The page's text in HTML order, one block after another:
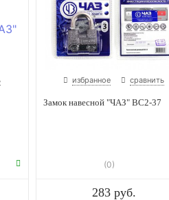
избранное сравнить
Замок навесной "ЧАЗ" ВС2-37
(0)
283 руб.